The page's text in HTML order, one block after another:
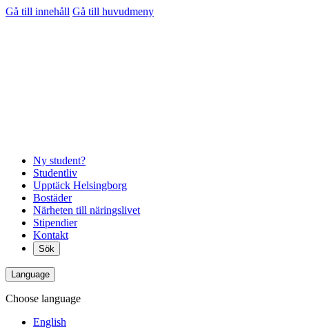
Gå till innehåll Gå till huvudmeny
Ny student?
Studentliv
Upptäck Helsingborg
Bostäder
Närheten till näringslivet
Stipendier
Kontakt
Sök
Language
Choose language
English